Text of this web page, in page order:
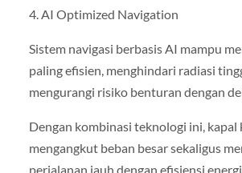
4. AI Optimized Navigation
Sistem navigasi berbasis AI mampu
paling efisien, menghindari radiasi
mengurangi risiko benturan dengan
Dengan kombinasi teknologi ini, kapal
mengangkut beban besar sekaligus
perjalanan jauh dengan efisiensi